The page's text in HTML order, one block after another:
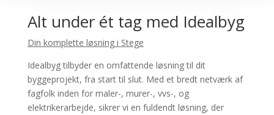
Alt under ét tag med Idealbyg
Din komplette løsning i Stege
Idealbyg tilbyder en omfattende løsning til dit
byggeprojekt, fra start til slut. Med et bredt netværk af
fagfolk inden for maler-, murer-, vvs-, og
elektrikerarbejde, sikrer vi en fuldendt løsning, der